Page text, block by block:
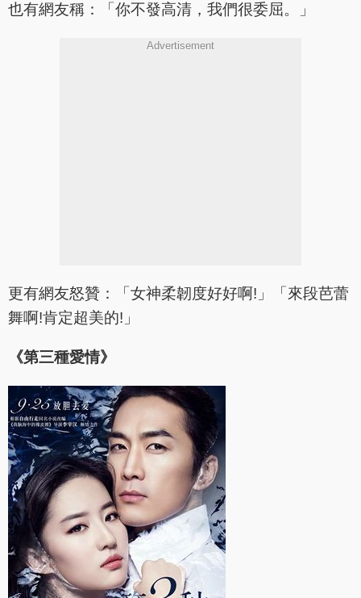
也有網友稱：「你不發高清，我們很委屈。」
Advertisement
更有網友怒贊：「女神柔韌度好好啊!」「來段芭蕾
舞啊!肯定超美的!」
《第三種愛情》